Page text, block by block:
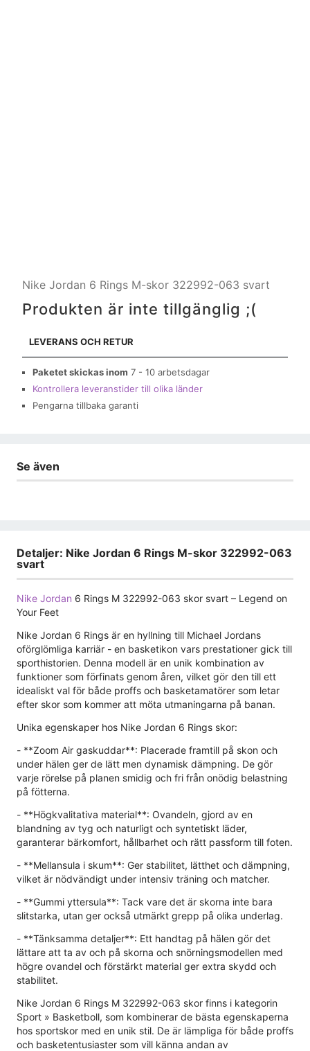
Nike Jordan 6 Rings M-skor 322992-063 svart
Produkten är inte tillgänglig ;(
LEVERANS OCH RETUR
Paketet skickas inom 7 - 10 arbetsdagar
Kontrollera leveranstider till olika länder
Pengarna tillbaka garanti
Se även
Detaljer: Nike Jordan 6 Rings M-skor 322992-063
svart
Nike Jordan 6 Rings M 322992-063 skor svart – Legend on
Your Feet
Nike Jordan 6 Rings är en hyllning till Michael Jordans
oförglömliga karriär - en basketikon vars prestationer gick till
sporthistorien. Denna modell är en unik kombination av
funktioner som förfinats genom åren, vilket gör den till ett
idealiskt val för både proffs och basketamatörer som letar
efter skor som kommer att möta utmaningarna på banan.
Unika egenskaper hos Nike Jordan 6 Rings skor:
- **Zoom Air gaskuddar**: Placerade framtill på skon och
under hälen ger de lätt men dynamisk dämpning. De gör
varje rörelse på planen smidig och fri från onödig belastning
på fötterna.
- **Högkvalitativa material**: Ovandeln, gjord av en
blandning av tyg och naturligt och syntetiskt läder,
garanterar bärkomfort, hållbarhet och rätt passform till foten.
- **Mellansula i skum**: Ger stabilitet, lätthet och dämpning,
vilket är nödvändigt under intensiv träning och matcher.
- **Gummi yttersula**: Tack vare det är skorna inte bara
slitstarka, utan ger också utmärkt grepp på olika underlag.
- **Tänksamma detaljer**: Ett handtag på hälen gör det
lättare att ta av och på skorna och snörningsmodellen med
högre ovandel och förstärkt material ger extra skydd och
stabilitet.
Nike Jordan 6 Rings M 322992-063 skor finns i kategorin
Sport » Basketboll, som kombinerar de bästa egenskaperna
hos sportskor med en unik stil. De är lämpliga för både proffs
och basketentusiaster som vill känna andan av